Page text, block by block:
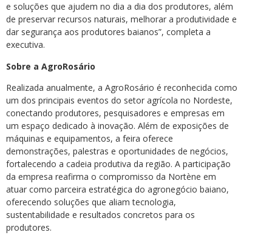
e soluções que ajudem no dia a dia dos produtores, além
de preservar recursos naturais, melhorar a produtividade e
dar segurança aos produtores baianos”, completa a
executiva.
Sobre a AgroRosário
Realizada anualmente, a AgroRosário é reconhecida como
um dos principais eventos do setor agrícola no Nordeste,
conectando produtores, pesquisadores e empresas em
um espaço dedicado à inovação. Além de exposições de
máquinas e equipamentos, a feira oferece
demonstrações, palestras e oportunidades de negócios,
fortalecendo a cadeia produtiva da região. A participação
da empresa reafirma o compromisso da Nortène em
atuar como parceira estratégica do agronegócio baiano,
oferecendo soluções que aliam tecnologia,
sustentabilidade e resultados concretos para os
produtores.